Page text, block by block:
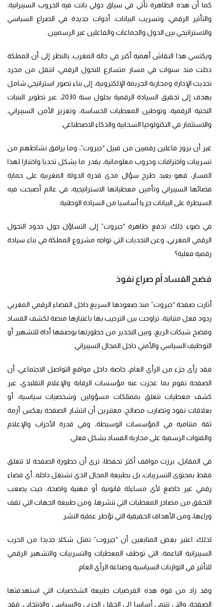
كما أن هذه الظاهرة تأتي في سياق دولي باتت فيه الحروب السيبرانية،
والتأثير الرقمي، وتسريب البيانات، أدوات جديدة في الصراع السياسي
والاستراتيجي بين الدول والجماعات والفاعلين غير الرسميين.
ويكتسي هذا النقاش أهمية أكبر في حالة المغرب، بالنظر إلى أن المملكة
دخلت منذ سنوات في مسار متسارع للتحول الرقمي، انتقل من مجرد
تحديث الإدارة ومحاربة الجريمة الإلكترونية، إلى بناء تصور استراتيجي شامل
يهدف إلى تحقيق السيادة الرقمية بحلول سنة 2030، عبر تطوير البنيات
التحتية الرقمية، وتوطين المعطيات الحساسة، وتعزيز الأمن السيبراني،
والاستثمار في التكنولوجيا السحابية والذكاء الاصطناعي.
غير أن بروز فاعلين رقميين من قبيل “جبروت”، وما يرافق نشاطهم من
تسريبات واختراقات وحروب معلوماتية، بقدر ما يشكل تحديا واختبارا لهذا
المسار، فهو يعيد طرح سؤال مدى قدرة الدولة المغربية على حماية
فضائها السيبراني وتأمين معطياتها الاستراتيجية، في عالم أصبحت فيه
السيطرة على البيانات جزءا أساسيا من السيادة الوطنية.
في ضوء ذلك، تدفع ظاهرة “جبروت” إلى التساؤل حول حدود التحول
الرقمي المغربي، وعن التحديات التي تواجه مشروع المملكة في بناء سيادة
رقمية فعلية؟
فضح الفساد أم صراع نفوذ
أثارت صفحة “جبروت” منذ صعودها السريع داخل الفضاء الرقمي المغربي
ردود فعل متباينة، تراوحت بين الترحيب بها باعتبارها منصة لكشف الفساد
وفضح شبكات الريع، وبين التحذير من خطورتها بوصفها أداة للتشهير أو
التوظيف السياسي والأمني داخل المجال السيبراني.
فقد رأى جزء من الرأي العام، خاصة داخل مواقع التواصل الاجتماعي، أن
الصفحة تقوم بما عجزت عنه مؤسسات الرقابة والإعلام التقليدي، عبر
كشف معطيات تتعلق بممتلكات مسؤولين وشخصيات سياسية، أو
بعلاقات نفوذ وتضارب مصالح، معتبرين أن انتشار الصفحة يعكس أزمة
ثقة متنامية في المؤسسات الوسيطة، وفي قدرة الأحزاب والإعلام
والقنوات الرسمية على محاربة الفساد بشكل فعلي.
في المقابل، برزت مواقف أكثر تحفظا، ترى أن خطورة الصفحة لا تتعلق
فقط بمحتوى التسريبات، بل بطبيعة المجال الذي تشتغل داخله، أي فضاء
رقمي غير خاضع لأي مساءلة قانونية أو مهنية واضحة، حيث يصعب
التحقق من مصادر المعطيات التي تنشرها، ومن طبيعة الجهات التي تقف
وراءها، ومن الأهداف الحقيقية التي تؤطر عملية النشر.
لذلك، اعتبر بعض المتابعين أن “جبروت” تمثل شكلا جديدا من الحرب
السيبرانية الناعمة، التي توظف المعطيات والتسريبات والتشهير الرقمي
للتأثير في التوازنات السياسية وصناعة الرأي العام.
وقد زاد من قوة هذه الفرضيات طبيعة الشخصيات التي استهدفتها
الصفحة، والتي تنتمي أساسا إلى الحقل الحزبي والسياسي والانتخابي. فقد